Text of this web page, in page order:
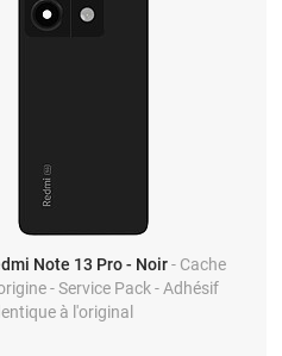
Note 13 Pro - Noir- Cache
- Service Pack - Adhésif
à l'original